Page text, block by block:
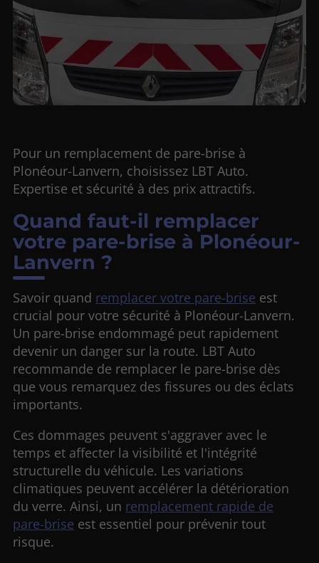
Pour un remplacement de pare-brise à
Plonéour-Lanvern, choisissez LBT Auto.
Expertise et sécurité à des prix attractifs.
Quand faut-il remplacer
votre pare-brise à Plonéour-
Lanvern ?
Savoir quand remplacer votre pare-brise est
crucial pour votre sécurité à Plonéour-Lanvern.
Un pare-brise endommagé peut rapidement
devenir un danger sur la route. LBT Auto
recommande de remplacer le pare-brise dès
que vous remarquez des fissures ou des éclats
importants.
Ces dommages peuvent s'aggraver avec le
temps et affecter la visibilité et l'intégrité
structurelle du véhicule. Les variations
climatiques peuvent accélérer la détérioration
du verre. Ainsi, un remplacement rapide de
pare-brise est essentiel pour prévenir tout
risque.